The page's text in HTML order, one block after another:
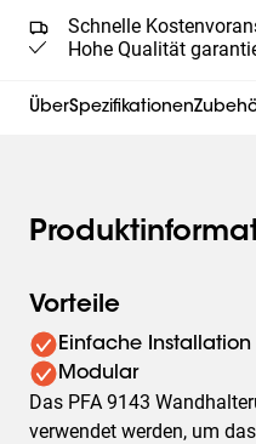
Schnelle
Hohe Qualität
ÜberSpezifikationen
Vorteile
Einfache Installation
Modular
Das PFA 9143
verwendet werden, um